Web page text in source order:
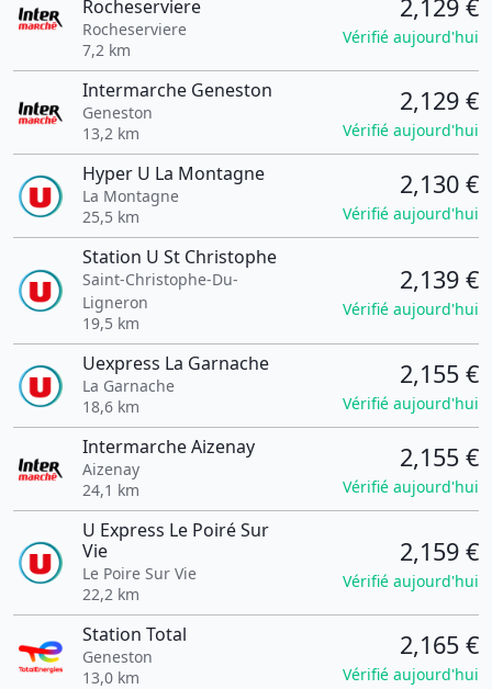
Rocheserviere
Rocheserviere
7,2 km
2,129 €
Vérifié aujourd'hui
Intermarche Geneston
Geneston
13,2 km
2,129 €
Vérifié aujourd'hui
Hyper U La Montagne
La Montagne
25,5 km
2,130 €
Vérifié aujourd'hui
Station U St Christophe
Saint-Christophe-Du-
Ligneron
19,5 km
2,139 €
Vérifié aujourd'hui
Uexpress La Garnache
La Garnache
18,6 km
2,155 €
Vérifié aujourd'hui
Intermarche Aizenay
Aizenay
24,1 km
2,155 €
Vérifié aujourd'hui
U Express Le Poiré Sur
Vie
Le Poire Sur Vie
22,2 km
2,159 €
Vérifié aujourd'hui
Station Total
Geneston
13,0 km
2,165 €
Vérifié aujourd'hui